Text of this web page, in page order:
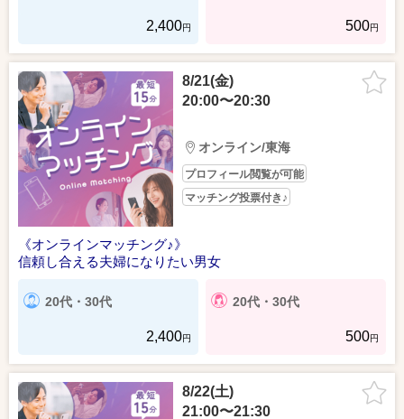
2,400円 500円
8/21(金)
20:00〜20:30
オンライン/東海
プロフィール閲覧が可能
マッチング投票付き♪
《オンラインマッチング♪》
信頼し合える夫婦になりたい男女
20代・30代
2,400円
20代・30代
500円
8/22(土)
21:00〜21:30